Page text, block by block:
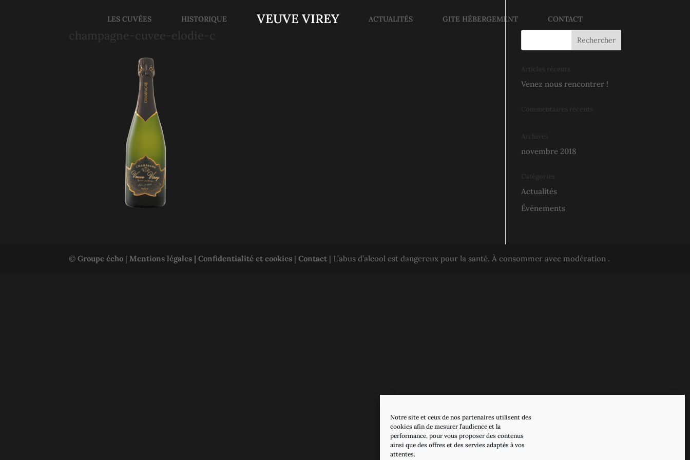
Notre site et ceux de nos partenaires utilisent des
cookies afin de mesurer l’audience et la
performance, pour vous proposer des contenus
ainsi que des offres et des servies adaptés à vos
attentes.
LES CUVÉES HISTORIQUE VEUVE VIREY ACTUALITÉS GITE HÉBERGEMENT CONTACT
champagne-cuvee-elodie-c
Articles récents
Venez nous rencontrer !
Commentaires récents
Archives
novembre 2018
Catégories
Actualités
Événements
©Groupe écho | Mentions légales |Confidentialité et cookies |Contact | L’abus d’alcool est dangereux pour la santé. À consommer avec modération .